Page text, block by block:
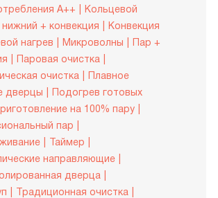
A++
Кольцевой
нижний + конвекция
Конвекция
нагрев
Микроволны
Пар +
Паровая очистка
очистка
Плавное
дверцы
Подогрев готовых
на 100% пару
пар
Таймер
направляющие
дверца
Традиционная очистка